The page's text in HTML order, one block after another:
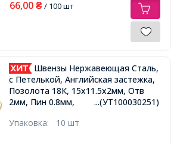
66,00 ₴/ 100 шт
Швензы Нержавеющая Сталь,
c Петелькой, Английская застежка,
Позолота 18К, 15x11.5x2мм, Отв
2мм, Пин 0.8мм,
...(УТ100030251)
Упаковка: 10 шт